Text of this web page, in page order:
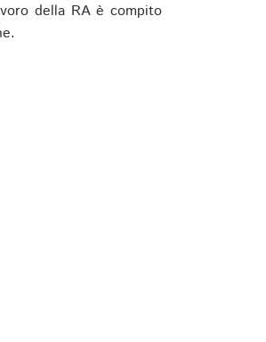
della RA è compito